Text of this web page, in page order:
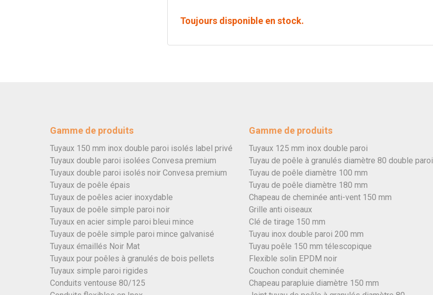
Toujours disponible en stock.
Gamme de produits
Tuyaux 150 mm inox double paroi isolés label privé
Tuyaux double paroi isolées Convesa premium
Tuyaux double paroi isolés noir Convesa premium
Tuyaux de poêle épais
Tuyaux de poêles acier inoxydable
Tuyaux de poêle simple paroi noir
Tuyaux en acier simple paroi bleui mince
Tuyaux de poêle simple paroi mince galvanisé
Tuyaux émaillés Noir Mat
Tuyaux pour poêles à granulés de bois pellets
Tuyaux simple paroi rigides
Conduits ventouse 80/125
Gamme de produits
Tuyaux 125 mm inox double paroi
Tuyau de poêle à granulés diamètre 80 double paroi
Tuyau de poêle diamètre 100 mm
Tuyau de poêle diamètre 180 mm
Chapeau de cheminée anti-vent 150 mm
Grille anti oiseaux
Clé de tirage 150 mm
Tuyau inox double paroi 200 mm
Tuyau poêle 150 mm télescopique
Flexible solin EPDM noir
Couchon conduit cheminée
Chapeau parapluie diamètre 150 mm